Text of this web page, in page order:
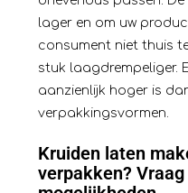
lager en om uw
consument niet thuis
stuk laagdrempeliger.
aanzienlijk hoger is
verpakkingsvormen.
Kruiden laten
verpakken?